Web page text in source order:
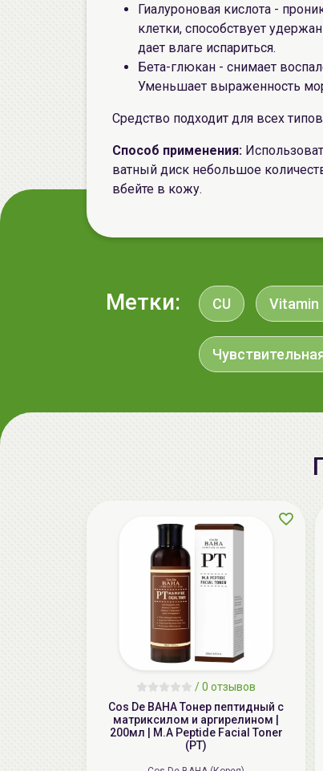
Гиалуроновая кислота -
клетки, способствует
дает влаге испариться.
Бета-глюкан - снимает
Уменьшает выраженность
Средство подходит для всех
Способ применения:
ватный диск небольшое
вбейте в кожу.
Метки: CU Vitamin
/0 отзывов
Cos De BAHA Тонер пептидный с
матриксилом и аргирелином |
200мл | M.A Peptide Facial Toner
(PT)